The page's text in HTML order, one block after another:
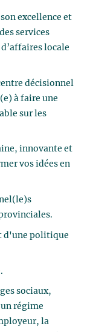
excellence et
services
locale
décisionnel
à faire une
sur les
innovante et
vos idées en
d'une politique
sociaux,
régime
la